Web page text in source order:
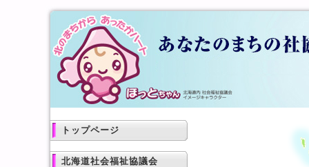
トップページ
北海道社会福祉協議会